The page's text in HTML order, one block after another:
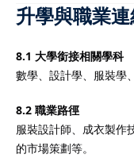
升學與職業
8.1 大學銜接相關學科
數學、設計學、服裝學
8.2 職業路徑
服裝設計師、成衣製作
的市場策劃等。